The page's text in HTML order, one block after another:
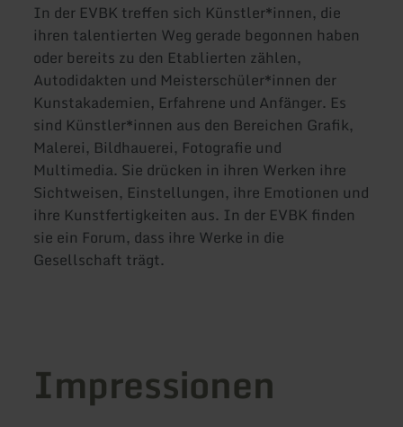
In der EVBK treffen sich Künstler*innen, die
ihren talentierten Weg gerade begonnen haben
oder bereits zu den Etablierten zählen,
Autodidakten und Meisterschüler*innen der
Kunstakademien, Erfahrene und Anfänger. Es
sind Künstler*innen aus den Bereichen Grafik,
Malerei, Bildhauerei, Fotografie und
Multimedia. Sie drücken in ihren Werken ihre
Sichtweisen, Einstellungen, ihre Emotionen und
ihre Kunstfertigkeiten aus. In der EVBK finden
sie ein Forum, dass ihre Werke in die
Gesellschaft trägt.
Impressionen